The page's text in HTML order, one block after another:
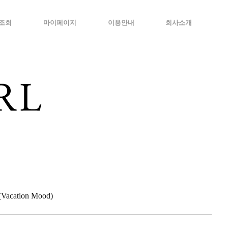
회 마이페이지 이용안내 회사소개
Mood)